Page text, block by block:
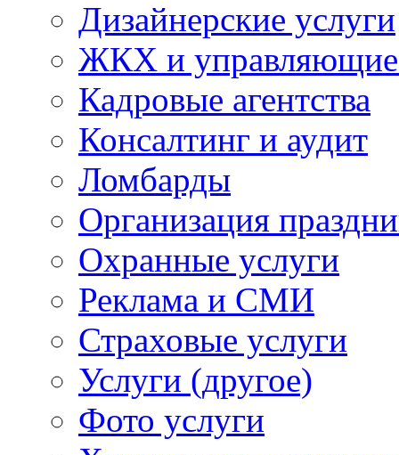
Дизайнерские услуги
ЖКХ и управляющие
Кадровые агентства
Консалтинг и аудит
Ломбарды
Организация
Охранные услуги
Реклама и СМИ
Страховые услуги
Услуги (другое)
Фото услуги